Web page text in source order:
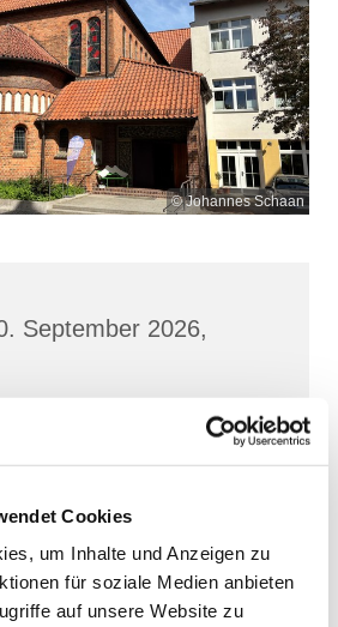
Cookies
um Inhalte und Anzeigen zu
für soziale Medien anbieten
auf unsere Website zu
© Johannes Schaan
September 2026,
7, 18439 Stralsund